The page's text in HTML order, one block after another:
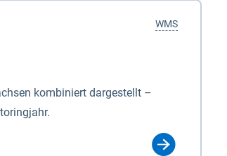
WMS
kombiniert dargestellt –